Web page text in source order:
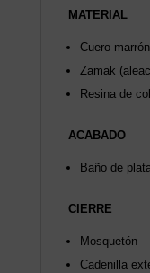
MATERIAL
Cuero marrón
Zamak
Resina de
ACABADO
Baño de
CIERRE
Mosquetón
Cadenilla